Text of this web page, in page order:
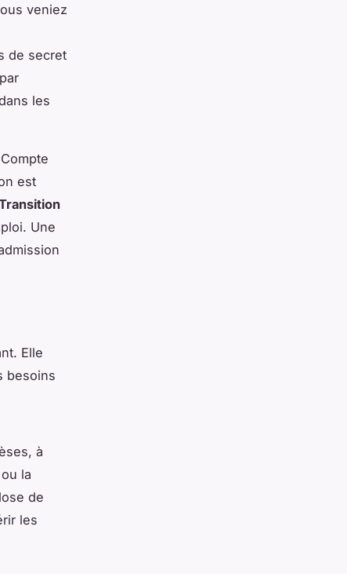
veniez
de secret
les
est
Une
Elle
besoins
à
la
de
les